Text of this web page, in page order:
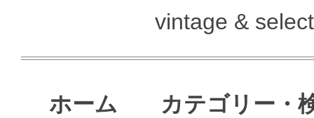
vintage &
ホーム カテゴリー・